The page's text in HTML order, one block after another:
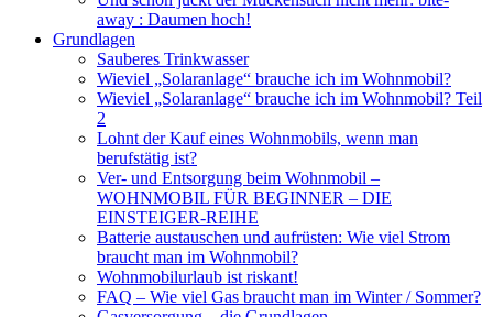
away : Daumen hoch!
Grundlagen
Sauberes Trinkwasser
Wieviel „Solaranlage“ brauche ich im Wohnmobil?
Wieviel „Solaranlage“ brauche ich im Wohnmobil? Teil
2
Lohnt der Kauf eines Wohnmobils, wenn man
berufstätig ist?
Ver- und Entsorgung beim Wohnmobil –
WOHNMOBIL FÜR BEGINNER – DIE
EINSTEIGER-REIHE
Batterie austauschen und aufrüsten: Wie viel Strom
braucht man im Wohnmobil?
Wohnmobilurlaub ist riskant!
FAQ – Wie viel Gas braucht man im Winter / Sommer?